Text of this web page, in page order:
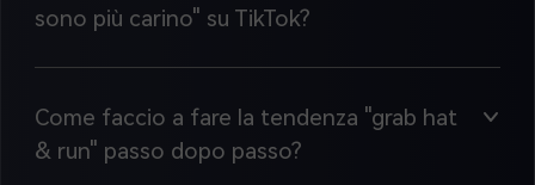
sono più carino" su TikTok?
Come faccio a fare la tendenza "grab hat
& run" passo dopo passo?